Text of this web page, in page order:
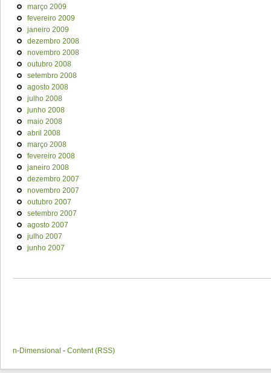
março 2009
fevereiro 2009
janeiro 2009
dezembro 2008
novembro 2008
outubro 2008
setembro 2008
agosto 2008
julho 2008
junho 2008
maio 2008
abril 2008
março 2008
fevereiro 2008
janeiro 2008
dezembro 2007
novembro 2007
outubro 2007
setembro 2007
agosto 2007
julho 2007
junho 2007
n-Dimensional - Content (RSS)